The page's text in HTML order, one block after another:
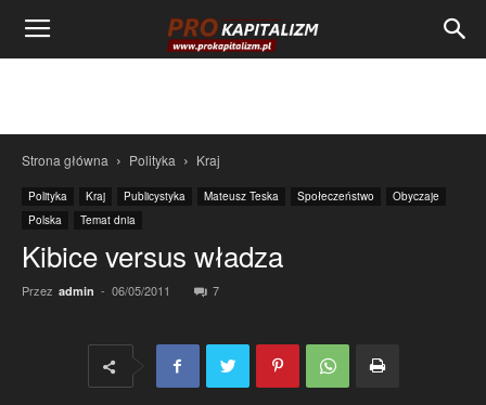
Strona główna Polityka Kraj
Polityka Kraj Publicystyka Mateusz Teska Społeczeństwo
Obyczaje
Polska
Temat dnia
Kibice versus władza
Przez admin - 06/05/2011 7